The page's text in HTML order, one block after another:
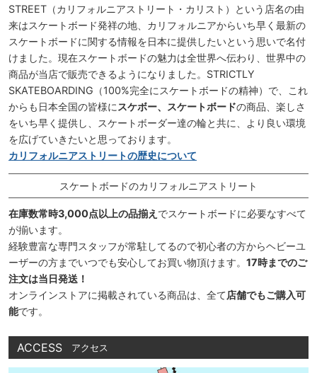
STREET（カリフォルニアストリート・カリスト）という店名の由
来はスケートボード発祥の地、カリフォルニアからいち早く最新の
スケートボードに関する情報を日本に提供したいという思いで名付
けました。現在スケートボードの魅力は全世界へ伝わり、世界中の
商品が当店で販売できるようになりました。STRICTLY
SKATEBOARDING（100%完全にスケートボードの精神）で、これ
からも日本全国の皆様に スケボー、スケートボードの商品、楽しさ
をいち早く提供し、スケートボーダー達の輪と共に、より良い環境
を広げていきたいと思っております。
カリフォルニアストリートの歴史について
スケートボードのカリフォルニアストリート
在庫数常時3,000点以上の品揃え でスケートボードに必要なすべて
が揃います。
経験豊富な専門スタッフが常駐してるので初心者の方からヘビーユ
ーザーの方までいつでも安心してお買い物頂けます。 17時までのご
注文は当日発送！
オンラインストアに掲載されている商品は、全て店舗でもご購入可
能です。
ACCESS アクセス